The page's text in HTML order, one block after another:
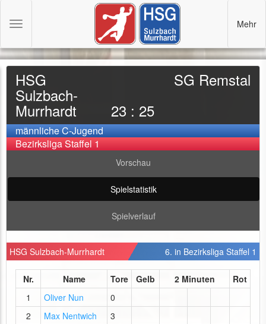
HSG
Sulzbach-
Murrhardt 23 : 25
SG Remstal
männliche C-Jugend
Bezirksliga Staffel 1
Vorschau
Spielstatistik
Spielverlauf
HSG Sulzbach-Murrhardt 6. in Bezirksliga Staffel 1
Nr. Name Tore Gelb 2 Minuten
Rot
1
Oliver Nun
0
2
Max Nentwich
3
Toggle
Mehr